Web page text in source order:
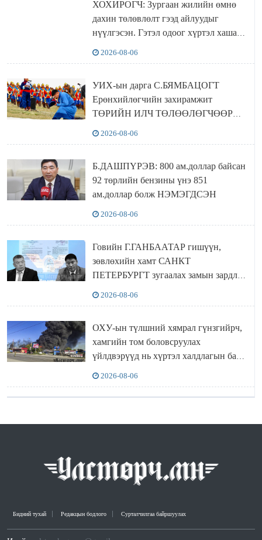
ХОХИРОГЧ: Зургаан жилийн өмнө
дахин төлөвлөлт гээд айлуудыг
нүүлгэсэн. Гэтэл одоог хүртэл хашаа
2026-08-06
УИХ-ын дарга С.БЯМБАЦОГТ
Ерөнхийлөгчийн захирамжит
ТӨРИЙН ИЛЧ ТӨЛӨӨЛӨГЧӨӨР
2026-08-06
Б.ДАШПҮРЭВ: 800 ам.доллар байсан
92 төрлийн бензины үнэ 851
ам.доллар болж НЭМЭГДСЭН
2026-08-06
Говийн Г.ГАНБААТАР гишүүн,
зөвлөхийн хамт САНКТ
ПЕТЕРБУРГТ зугаалах замын зардлаа
2026-08-06
ОХУ-ын түлшний хямрал гүнзгийрч,
хамгийн том боловсруулах
үйлдвэрүүд нь хүртэл халдлагын бай
2026-08-06
Бидний тухай Редакцын бодлого Сурталчилгаа байршуулах